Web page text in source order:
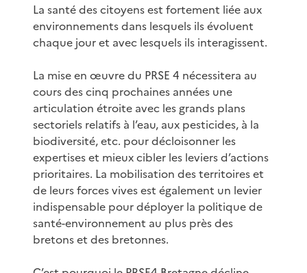
La santé des citoyens est fortement liée aux
environnements dans lesquels ils évoluent
chaque jour et avec lesquels ils interagissent.
La mise en œuvre du PRSE 4 nécessitera au
cours des cinq prochaines années une
articulation étroite avec les grands plans
sectoriels relatifs à l’eau, aux pesticides, à la
biodiversité, etc. pour décloisonner les
expertises et mieux cibler les leviers d’actions
prioritaires. La mobilisation des territoires et
de leurs forces vives est également un levier
indispensable pour déployer la politique de
santé-environnement au plus près des
bretons et des bretonnes.